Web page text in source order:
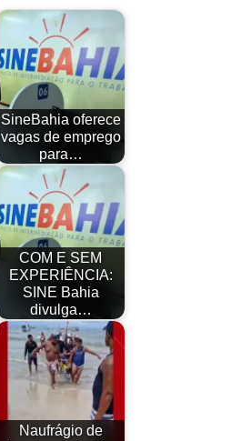
SineBahia oferece
vagas de emprego
para…
COM E SEM
EXPERIÊNCIA:
SINE Bahia
divulga…
Naufrágio de